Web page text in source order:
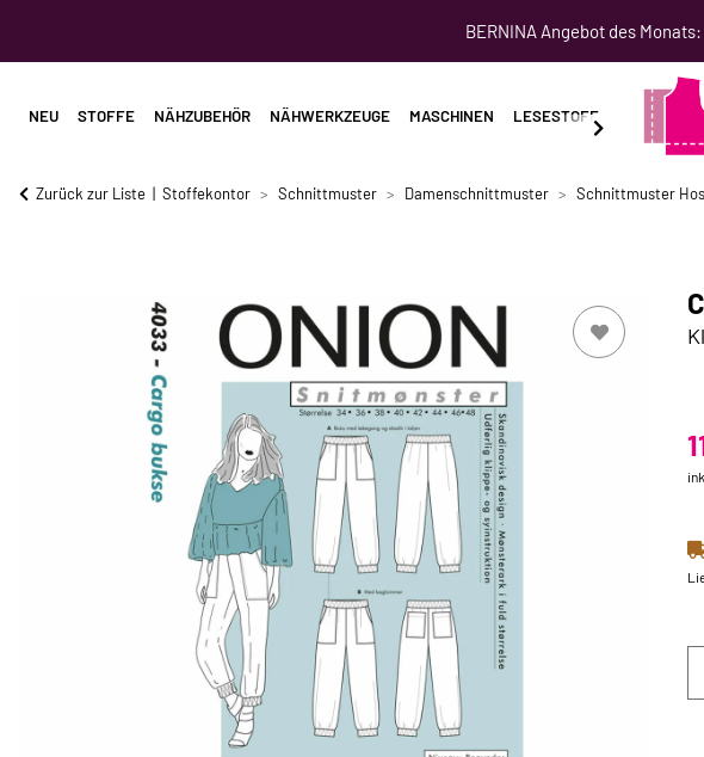
BERNINA Angebot des
NEU STOFFE NÄHZUBEHÖR NÄHWERKZEUGE MASCHINEN LESESTOFF
Zurück zur Liste Stoffekontor Schnittmuster Damenschnittmuster Schnittmuster